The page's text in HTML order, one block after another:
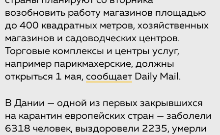
возобновить работу магазинов площадью
до 400 квадратных метров, хозяйственных
магазинов и садоводческих центров.
Торговые комплексы и центры услуг,
например парикмахерские, должны
открыться 1 мая, сообщает Daily Mail.
В Дании — одной из первых закрывшихся
на карантин европейских стран — заболели
6318 человек, выздоровели 2235, умерли